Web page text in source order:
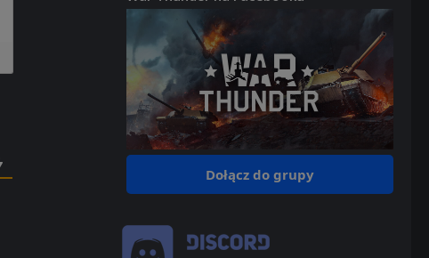
Dołącz do grupy